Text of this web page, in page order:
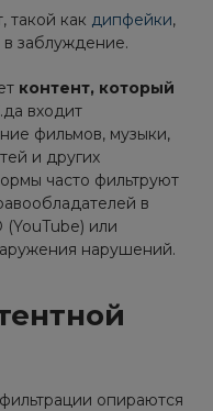
такой как дипфейки,
заблуждение.
контент, который
входит
фильмов, музыки,
и других
часто фильтруют
в
или
нарушений.
опираются